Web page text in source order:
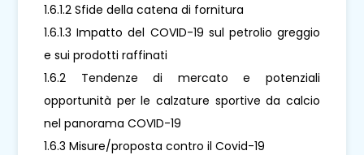
1.6.1.2 Sfide della catena di fornitura
1.6.1.3 Impatto del COVID-19 sul petrolio greggio
e sui prodotti raffinati
1.6.2 Tendenze di mercato e potenziali
opportunità per le calzature sportive da calcio
nel panorama COVID-19
1.6.3 Misure/proposta contro il Covid-19